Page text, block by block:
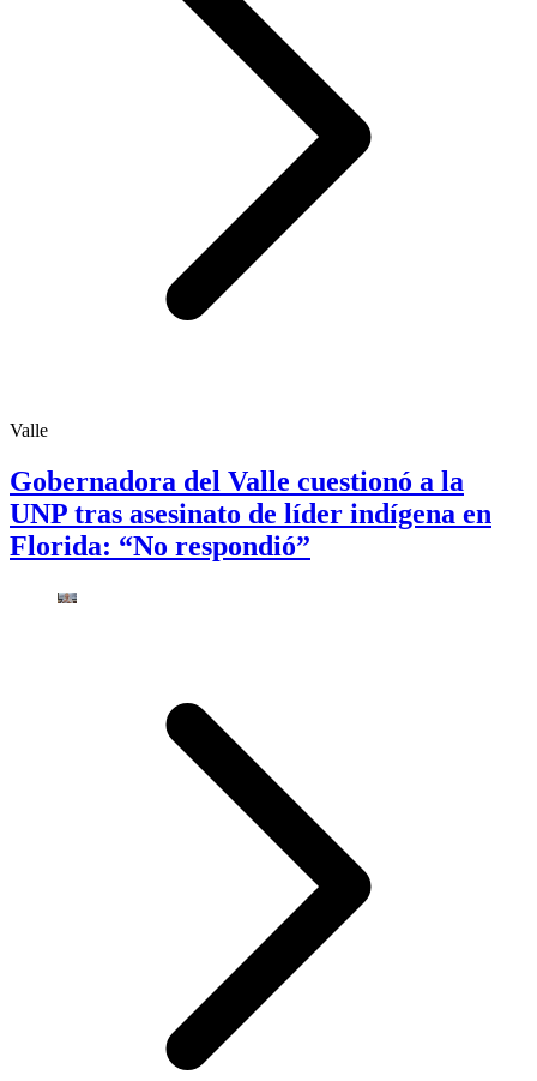
Valle
Gobernadora del Valle cuestionó a la
UNP tras asesinato de líder indígena en
Florida: “No respondió”